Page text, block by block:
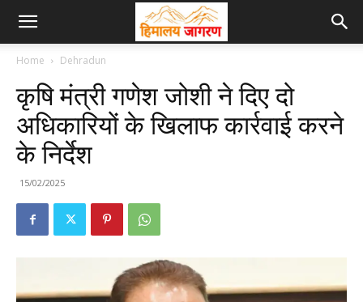
Home Dehradun
कृषि मंत्री गणेश जोशी ने दिए दो
अधिकारियों के खिलाफ कार्रवाई करने
के निर्देश
15/02/2025